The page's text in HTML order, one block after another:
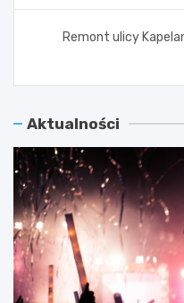
Remont ulicy
Aktualności